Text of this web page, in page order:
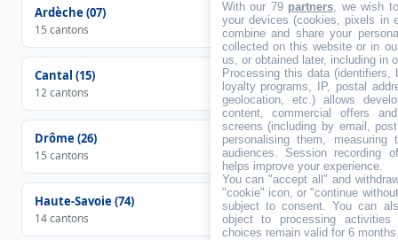
Ardèche (07)
15 cantons
Cantal (15)
12 cantons
Drôme (26)
15 cantons
Haute-Savoie (74)
14 cantons
With our 79 partners , we wish
your devices (cookies, pixels in
combine and share your
collected on this website or in
us, or obtained later, including in
Processing this data (identifiers,
loyalty programs, IP, postal
geolocation, etc.) allows
content, commercial offers
screens (including by email,
personalising them, measuring
audiences. Session recording
helps improve your experience.
You can "accept all" and
"cookie" icon, or "continue
subject to consent. You can
object to processing
choices remain valid for 6